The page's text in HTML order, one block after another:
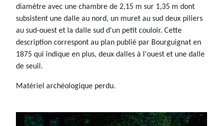
diamètre avec une chambre de 2,15 m sur 1,35 m dont
subsistent une dalle au nord, un muret au sud deux piliers
au sud-ouest et la dalle sud d'un petit couloir. Cette
description correspont au plan publié par Bourguignat en
1875 qui indique en plus, deux dalles à l'ouest et une dalle
de seuil.
Matériel archéologique perdu.